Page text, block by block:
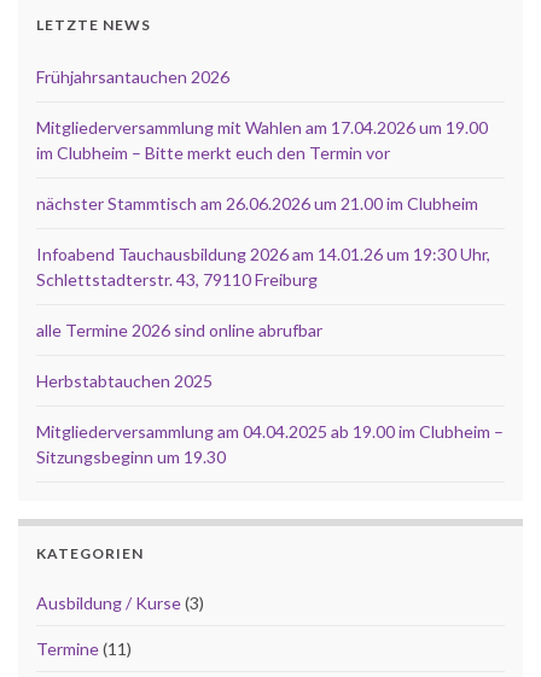
LETZTE NEWS
Frühjahrsantauchen 2026
Mitgliederversammlung mit Wahlen am 17.04.2026 um 19.00
im Clubheim – Bitte merkt euch den Termin vor
nächster Stammtisch am 26.06.2026 um 21.00 im Clubheim
Infoabend Tauchausbildung 2026 am 14.01.26 um 19:30 Uhr,
Schlettstadterstr. 43, 79110 Freiburg
alle Termine 2026 sind online abrufbar
Herbstabtauchen 2025
Mitgliederversammlung am 04.04.2025 ab 19.00 im Clubheim –
Sitzungsbeginn um 19.30
KATEGORIEN
Ausbildung / Kurse(3)
Termine(11)